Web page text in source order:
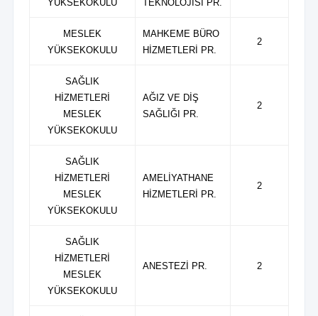
YÜKSEKOKULU
TEKNOLOJİSİ PR.
MESLEK
YÜKSEKOKULU
MAHKEME BÜRO
HİZMETLERİ PR.
2
SAĞLIK
HİZMETLERİ
MESLEK
YÜKSEKOKULU
AĞIZ VE DİŞ
SAĞLIĞI PR.
2
SAĞLIK
HİZMETLERİ
MESLEK
YÜKSEKOKULU
AMELİYATHANE
HİZMETLERİ PR.
2
SAĞLIK
HİZMETLERİ
MESLEK
YÜKSEKOKULU
ANESTEZİ PR. 2